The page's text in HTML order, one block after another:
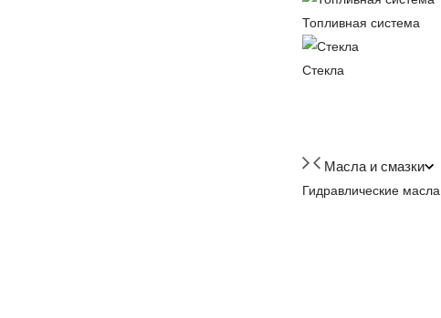
Топливная система
Стекла
Масла и смазки
Гидравлические масла